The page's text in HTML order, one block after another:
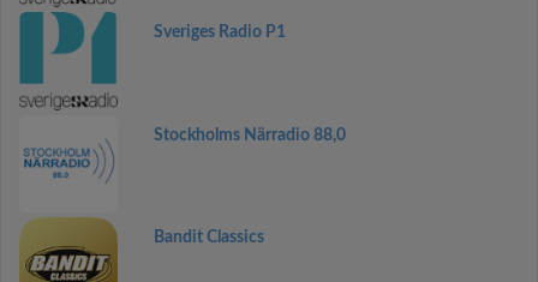
Sveriges Radio P1
Stockholms Närradio 88,0
Bandit Classics